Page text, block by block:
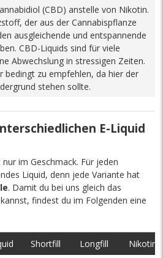
(CBD) anstelle von Nikotin.
der aus der Cannabispflanze
ausgleichende und entspannende
CBD-Liquids sind für viele
Abwechslung in stressigen Zeiten.
bedingt zu empfehlen, da hier der
stehen sollte.
E-Liquid
im Geschmack. Für jeden
Liquid, denn jede Variante hat
. Damit du bei uns gleich das
findest du im Folgenden eine
Shortfill Longfill